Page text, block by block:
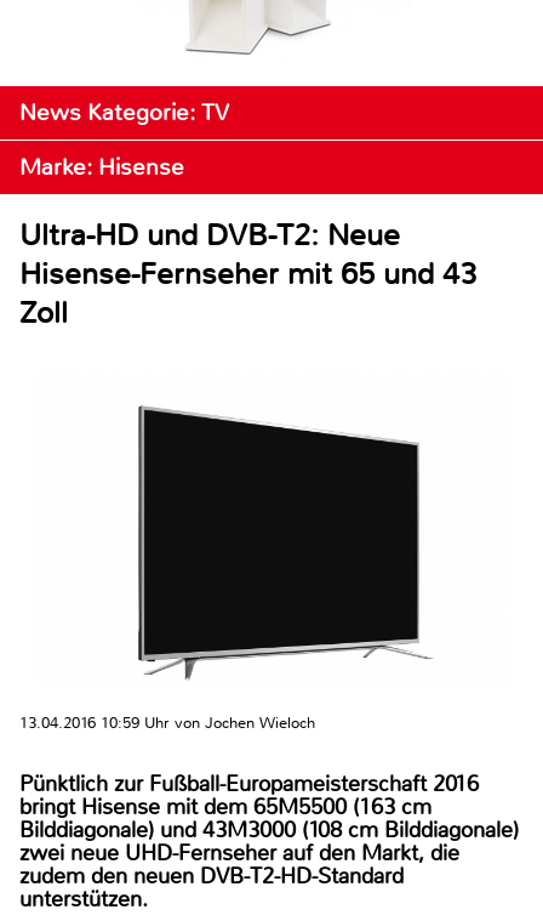
News Kategorie: TV
Marke: Hisense
Ultra-HD und DVB-T2: Neue
Hisense-Fernseher mit 65 und 43
Zoll
13.04.2016 10:59 Uhr von Jochen Wieloch
Pünktlich zur Fußball-Europameisterschaft 2016
bringt Hisense mit dem 65M5500 (163 cm
Bilddiagonale) und 43M3000 (108 cm Bilddiagonale)
zwei neue UHD-Fernseher auf den Markt, die
zudem den neuen DVB-T2-HD-Standard
unterstützen.